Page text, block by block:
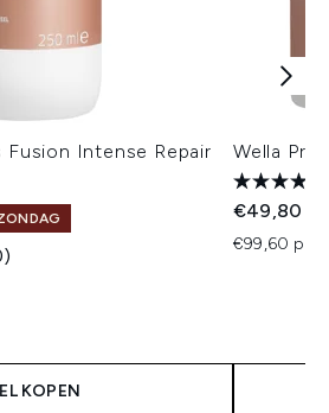
Fusion Intense Repair
KOPEN
Wella
€49,80
€99,60 per